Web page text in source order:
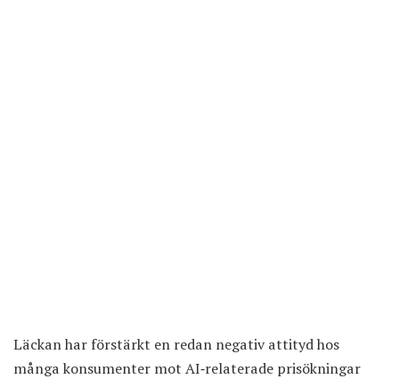
Läckan har förstärkt en redan negativ attityd hos
många konsumenter mot AI‑relaterade prisökningar